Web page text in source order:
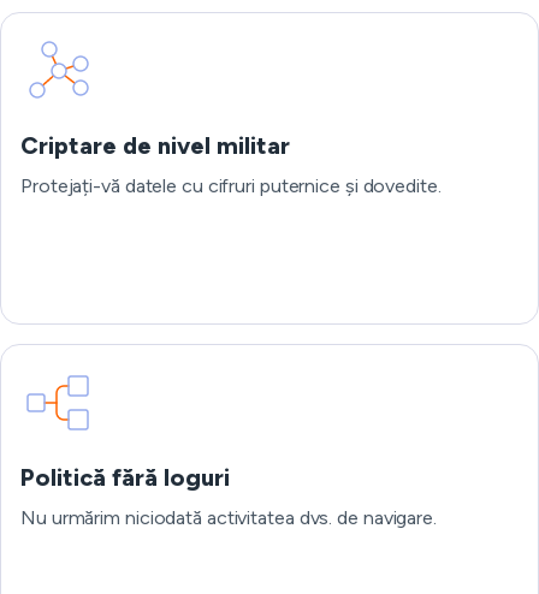
Criptare de nivel militar
Protejați-vă datele cu cifruri puternice și dovedite.
Politică fără loguri
Nu urmărim niciodată activitatea dvs. de navigare.